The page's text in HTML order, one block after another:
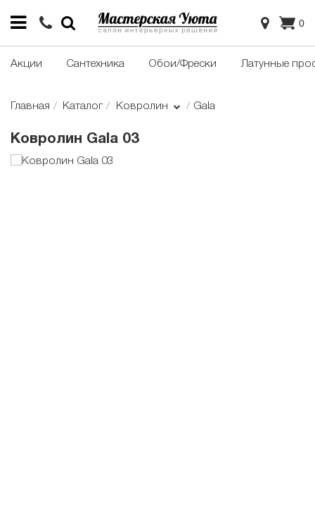
0
Акции Сантехника Обои/Фрески Латунные
Главная Каталог Ковролин Gala
Ковролин Gala 03